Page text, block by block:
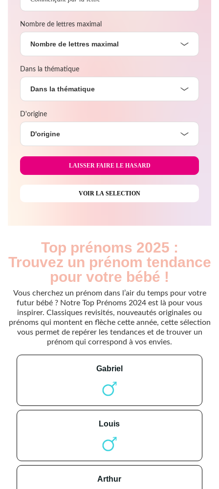
Nombre de lettres maximal
Nombre de lettres maximal
Dans la thématique
Dans la thématique
D'origine
D'origine
Top prénoms 2025 :
Trouvez un prénom tendance
pour votre bébé !
Vous cherchez un prénom dans l’air du temps pour votre
futur bébé ? Notre Top Prénoms 2024 est là pour vous
inspirer. Classiques revisités, nouveautés originales ou
prénoms qui montent en flèche cette année, cette sélection
vous permet de repérer les tendances et de trouver un
prénom qui correspond à vos envies.
gabriel
louis
arthur